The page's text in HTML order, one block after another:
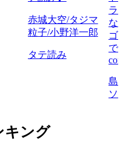
赤城大空/タジマ
粒子/小野洋一郎
タテ読み
ラ
な
ゴ
で
島
ソ
キング